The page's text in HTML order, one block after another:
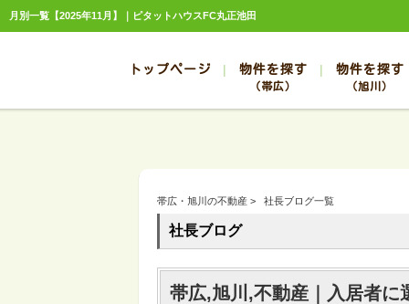
月別一覧【2025年11月】｜ピタットハウスFC丸正池田
トップページ 物件を探す
（帯広）
物件を探す
（旭川）
帯広・旭川の不動産 > 社長ブログ一覧
社長ブログ
帯広,旭川,不動産｜入居者